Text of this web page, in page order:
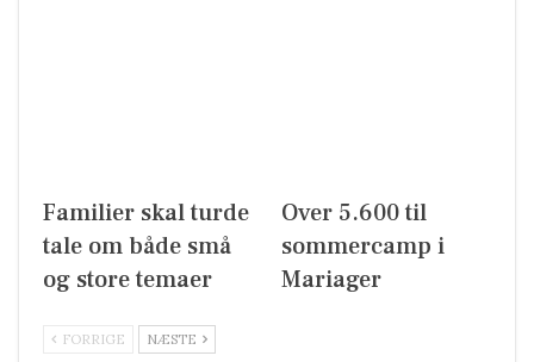
Familier skal turde
tale om både små
og store temaer
Over 5.600 til
sommercamp i
Mariager
FORRIGE NÆSTE